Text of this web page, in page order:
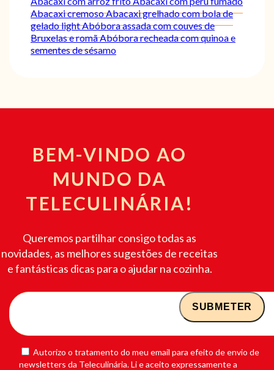
Abacaxi cremosoAbacaxi grelhado com bola de
gelado lightAbóbora assada com couves de
Bruxelas e romãAbóbora recheada com quinoa e
sementes de sésamo
BEM-VINDO AO
MUNDO DA
TELECULINÁRIA!
Queremos partilhar consigo todas as
novidades, as melhores sugestões de receitas
e fantásticas dicas para o ajudar na cozinha.
Autorizo o tratamento do meu email para efeito de envio de
newsletters da Teleculinária. Li e aceito expressamente a